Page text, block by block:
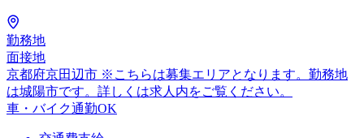
勤務地
面接地
京都府京田辺市 ※こちらは募集エリアとなります。勤務地
は城陽市です。詳しくは求人内をご覧ください。
車・バイク通勤OK